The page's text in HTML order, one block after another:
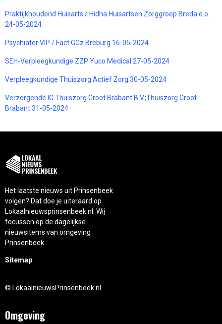
Praktijkhoudend Huisarts / Hidha Huisartsen Zorggroep Breda e.o.
24-05-2024
Psychiater VIP / Fact GGz Breburg 16-05-2024
SEH-Verpleegkundige ZZP Yuco Medical 27-05-2024
Verpleegkundige Thuiszorg Actief Zorg 30-05-2024
Verzorgende IG Thuiszorg Groot Brabant B.V.;Thuiszorg Groot
Brabant 31-05-2024
Het laatste nieuws uit Prinsenbeek
volgen? Dat doe je uiteraard op
Lokaalnieuwsprinsenbeek.nl. Wij
focussen op de dagelijkse
nieuwsitems van omgeving
Prinsenbeek.
Sitemap
© LokaalnieuwsPrinsenbeek.nl
Omgeving